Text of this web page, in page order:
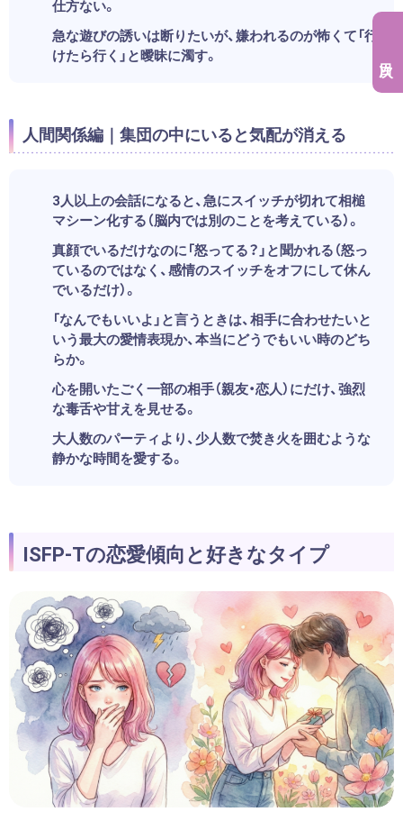
仕方ない。
急な遊びの誘いは断りたいが、嫌われるのが怖くて「行
けたら行く」と曖昧に濁す。
人間関係編｜集団の中にいると気配が消える
3人以上の会話になると、急にスイッチが切れて相槌
マシーン化する（脳内では別のことを考えている）。
真顔でいるだけなのに「怒ってる？」と聞かれる（怒っ
ているのではなく、感情のスイッチをオフにして休ん
でいるだけ）。
「なんでもいいよ」と言うときは、相手に合わせたいと
いう最大の愛情表現か、本当にどうでもいい時のどち
らか。
心を開いたごく一部の相手（親友・恋人）にだけ、強烈
な毒舌や甘えを見せる。
大人数のパーティより、少人数で焚き火を囲むような
静かな時間を愛する。
ISFP-Tの恋愛傾向と好きなタイプ